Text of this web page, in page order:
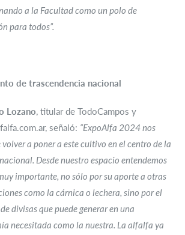
a la Facultad como un polo de
para todos”.
de trascendencia nacional
Lozano, titular de TodoCampos y
señaló: “ExpoAlfa 2024 nos
a poner a este cultivo en el centro de la
Desde nuestro espacio entendemos
importante, no sólo por su aporte a otras
como la cárnica o lechera, sino por el
divisas que puede generar en una
necesitada como la nuestra. La alfalfa ya